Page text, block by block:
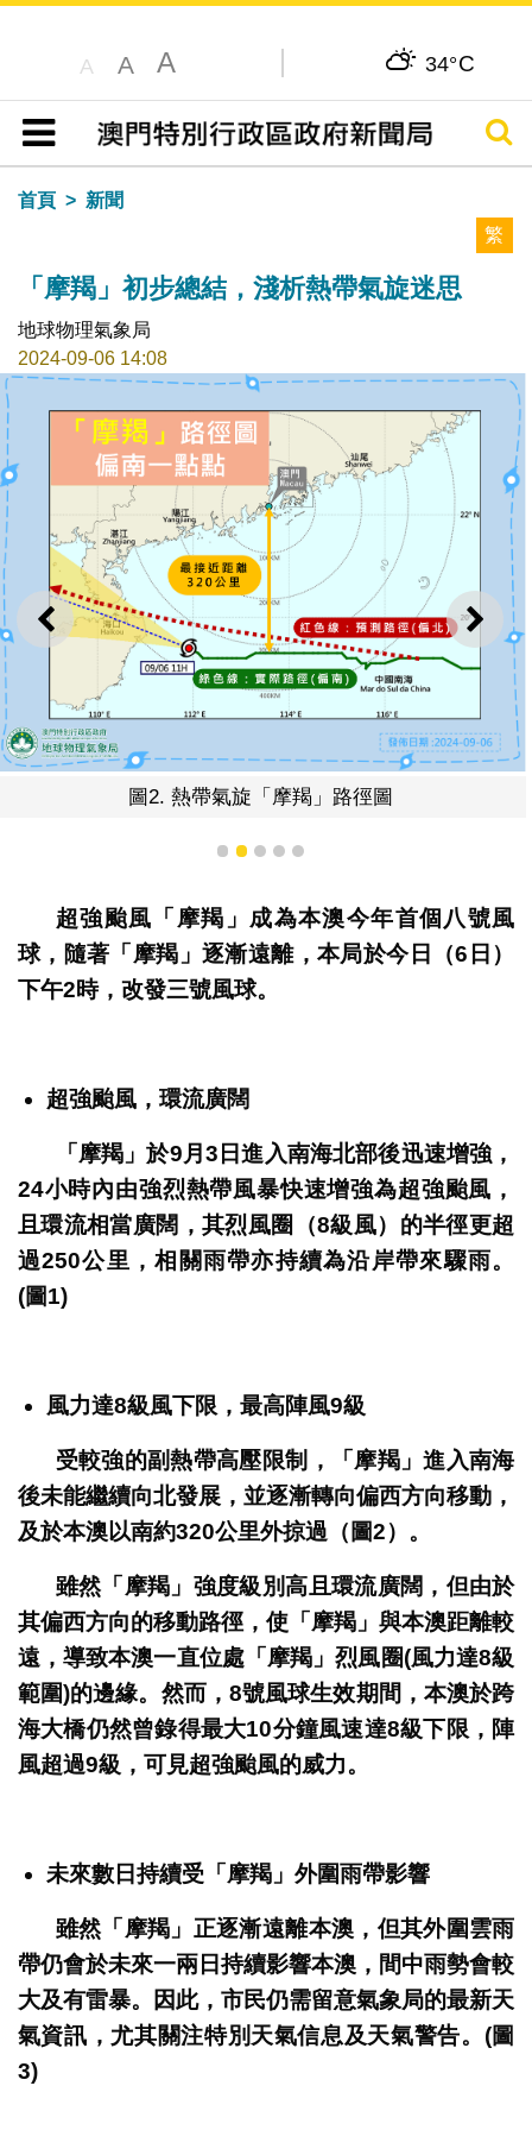
A A A 34°C
目錄
搜尋
首頁
新聞
繁
「摩羯」初步總結，淺析熱帶氣旋迷思
地球物理氣象局
2024-09-06 14:08
上一則 下一
圖2. 熱帶氣旋「摩羯」路徑圖
1 2 3 4 5
超強颱風「摩羯」成為本澳今年首個八號風
球，隨著「摩羯」逐漸遠離，本局於今日（6日）
下午2時，改發三號風球。
超強颱風，環流廣闊
「摩羯」於9月3日進入南海北部後迅速增強，
24小時內由強烈熱帶風暴快速增強為超強颱風，
且環流相當廣闊，其烈風圈（8級風）的半徑更超
過250公里，相關雨帶亦持續為沿岸帶來驟雨。
(圖1)
風力達8級風下限，最高陣風9級
受較強的副熱帶高壓限制，「摩羯」進入南海
後未能繼續向北發展，並逐漸轉向偏西方向移動，
及於本澳以南約320公里外掠過（圖2）。
雖然「摩羯」強度級別高且環流廣闊，但由於
其偏西方向的移動路徑，使「摩羯」與本澳距離較
遠，導致本澳一直位處「摩羯」烈風圈(風力達8級
範圍)的邊緣。然而，8號風球生效期間，本澳於跨
海大橋仍然曾錄得最大10分鐘風速達8級下限，陣
風超過9級，可見超強颱風的威力。
未來數日持續受「摩羯」外圍雨帶影響
雖然「摩羯」正逐漸遠離本澳，但其外圍雲雨
帶仍會於未來一兩日持續影響本澳，間中雨勢會較
大及有雷暴。因此，市民仍需留意氣象局的最新天
氣資訊，尤其關注特別天氣信息及天氣警告。(圖
3)